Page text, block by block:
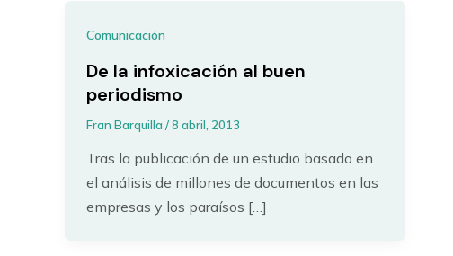
Comunicación
De la infoxicación al buen
periodismo
Fran Barquilla/8 abril, 2013
Tras la publicación de un estudio basado en
el análisis de millones de documentos en las
empresas y los paraísos […]